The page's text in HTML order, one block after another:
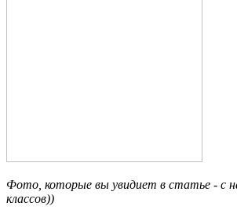
Фото, которые вы увидиет в статье - с
классов))